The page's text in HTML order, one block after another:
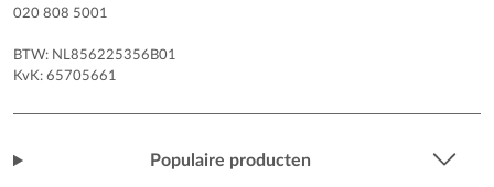
020 808 5001
BTW: NL856225356B01
KvK: 65705661
Populaire producten